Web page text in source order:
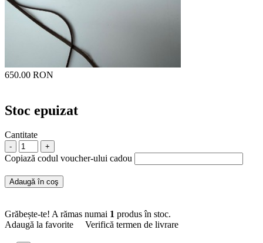
650.00 RON
Stoc epuizat
Cantitate
- +
Copiază codul voucher-ului cadou
Adaugă în coş
Grăbește-te! A rămas numai 1 produs în stoc.
Adaugă la favorite
Verifică termen de livrare